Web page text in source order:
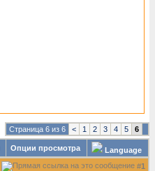
Страница 6 из 6 < 1 2 3 4 5 6
Опции просмотра
Language
#1